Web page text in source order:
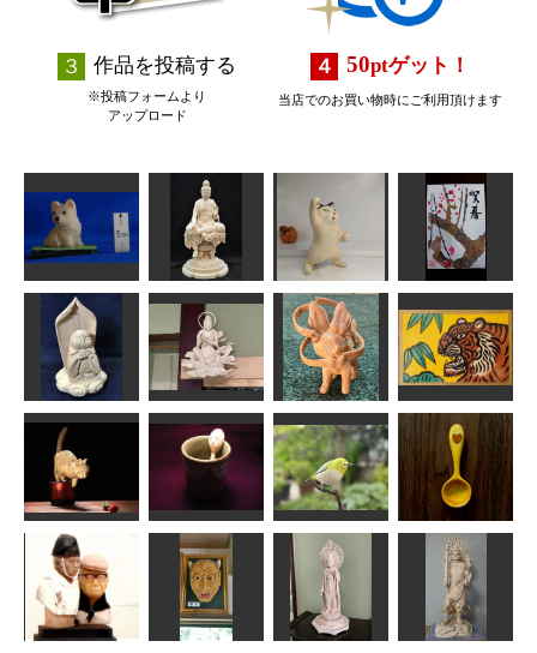
作品を投稿する
※投稿フォームより
アップロード
50ptゲット！
当店でのお買い物時にご利用頂けます
仔犬”ポチ”
ta-chann
如意輪観音像
正念
応援する猫さ
ん
藤枝駆男
梅の花の年賀
状
ふーちゃん
夢地蔵
俊造
雲中供養菩薩
像北25号
ニンフィア
けんさん
年賀状「寅」9
道刃物★所蔵参考
作品
ねこ
MINI
さじおやじ
がんちゃん
メジロ
MINI
コーヒースプ
ーン
wavers design